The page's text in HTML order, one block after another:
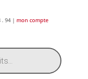
. 94 | mon compte